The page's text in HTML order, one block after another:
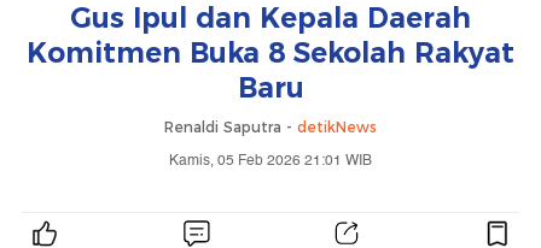
Gus Ipul dan Kepala Daerah
Komitmen Buka 8 Sekolah Rakyat
Baru
Renaldi Saputra - detikNews
Kamis, 05 Feb 2026 21:01 WIB